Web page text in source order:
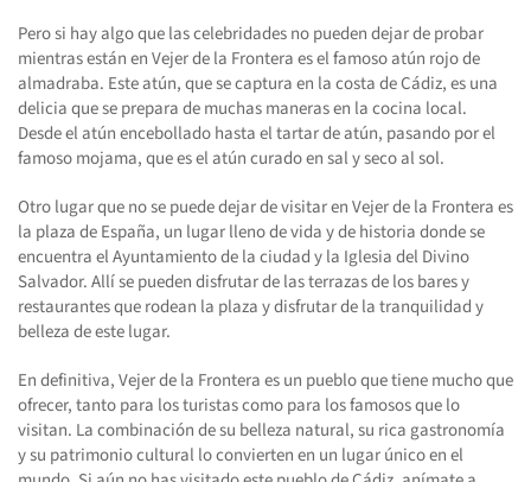
Pero si hay algo que las celebridades no pueden dejar de probar
mientras están en Vejer de la Frontera es el famoso atún rojo de
almadraba. Este atún, que se captura en la costa de Cádiz, es una
delicia que se prepara de muchas maneras en la cocina local.
Desde el atún encebollado hasta el tartar de atún, pasando por el
famoso mojama, que es el atún curado en sal y seco al sol.
Otro lugar que no se puede dejar de visitar en Vejer de la Frontera es
la plaza de España, un lugar lleno de vida y de historia donde se
encuentra el Ayuntamiento de la ciudad y la Iglesia del Divino
Salvador. Allí se pueden disfrutar de las terrazas de los bares y
restaurantes que rodean la plaza y disfrutar de la tranquilidad y
belleza de este lugar.
En definitiva, Vejer de la Frontera es un pueblo que tiene mucho que
ofrecer, tanto para los turistas como para los famosos que lo
visitan. La combinación de su belleza natural, su rica gastronomía
y su patrimonio cultural lo convierten en un lugar único en el